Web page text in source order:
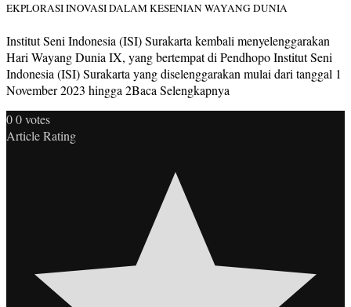
EKPLORASI INOVASI DALAM KESENIAN WAYANG DUNIA
Institut Seni Indonesia (ISI) Surakarta kembali menyelenggarakan
Hari Wayang Dunia IX, yang bertempat di Pendhopo Institut Seni
Indonesia (ISI) Surakarta yang diselenggarakan mulai dari tanggal 1
November 2023 hingga 2Baca Selengkapnya
00votes
Article Rating